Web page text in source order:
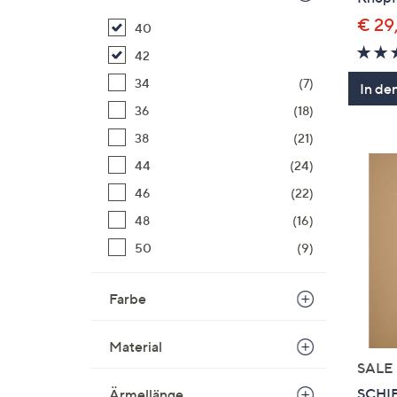
40
42
34
(7)
36
(18)
38
(21)
44
(24)
46
(22)
48
(16)
50
(9)
Farbe
Material
€
In
SALE